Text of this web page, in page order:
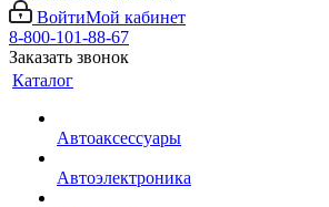
ВойтиМой кабинет
8-800-101-88-67
Заказать звонок
Каталог
Автоаксессуары
Автоэлектроника